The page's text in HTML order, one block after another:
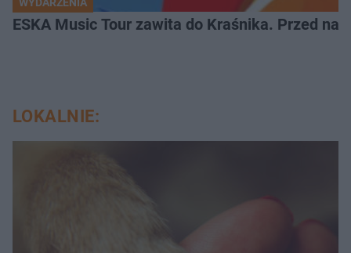
ESKA Music Tour zawita do Kraśnika. Przed
LOKALNIE: